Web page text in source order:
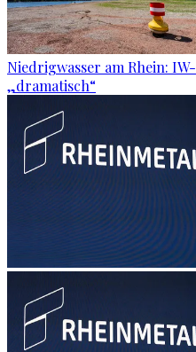
Niedrigwasser am Rhein:
„dramatisch“